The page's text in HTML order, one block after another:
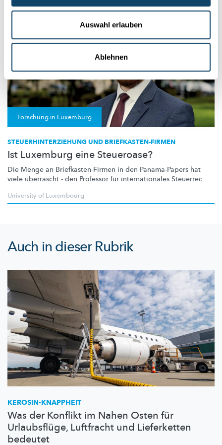
Auswahl erlauben
Ablehnen
Forschung in Luxemburg
STEUERHINTERZIEHUNG UND BRIEFKASTEN-FIRMEN
Ist Luxemburg eine Steueroase?
Die Menge an Briefkasten-Firmen in den Panama-Papers hat
viele überrascht - den Professor für internationales Steuerrec...
University of Luxembourg
Auch in dieser Rubrik
KEROSIN-KNAPPHEIT
Was der Konflikt im Nahen Osten für
Urlaubsflüge, Luftfracht und Lieferketten
bedeutet